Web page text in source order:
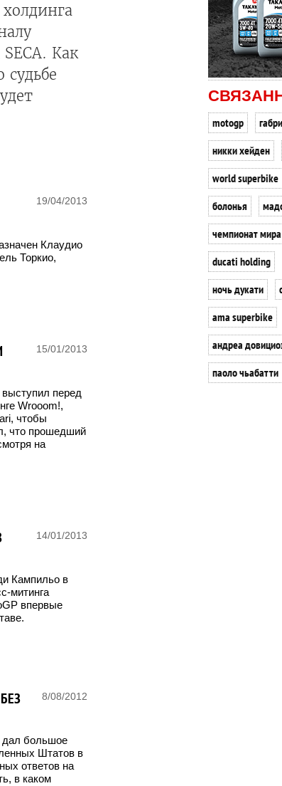
Как
судьбе
19/04/2013
Клаудио
Торкио,
15/01/2013
перед
Wrooom!,
чтобы
что прошедший
на
14/01/2013
Кампильо в
митинга
впервые
8/08/2012
дал большое
Штатов в
ответов на
в каком
motogp
никки хейден
world superbike
болонья
чемпионат мира
ducati holding
ночь дукати
ama superbike
андреа
паоло чьабатти